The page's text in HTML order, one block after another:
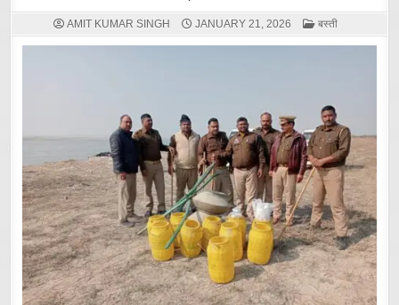
AMIT KUMAR SINGH JANUARY 21, 2026
POSTED
IN
बस्ती